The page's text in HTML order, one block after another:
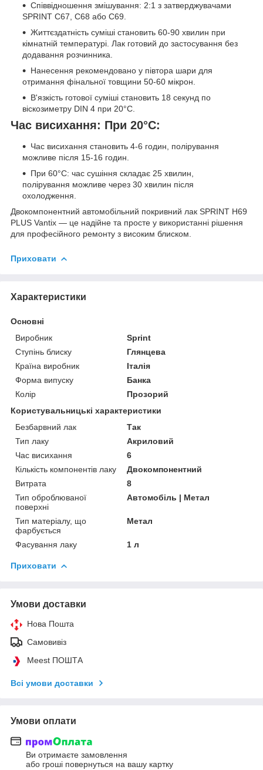
Співвідношення змішування: 2:1 з затверджувачами
SPRINT C67, C68 або C69.
Життєздатність суміші становить 60-90 хвилин при
кімнатній температурі. Лак готовий до застосування без
додавання розчинника.
Нанесення рекомендовано у півтора шари для
отримання фінальної товщини 50-60 мікрон.
В'язкість готової суміші становить 18 секунд по
віскозиметру DIN 4 при 20°C.
Час висихання: При 20°C:
Час висихання становить 4-6 годин, полірування
можливе після 15-16 годин.
При 60°C: час сушіння складає 25 хвилин,
полірування можливе через 30 хвилин після
охолодження.
Двокомпонентний автомобільний покривний лак SPRINT H69
PLUS Vantix — це надійне та просте у використанні рішення
для професійного ремонту з високим блиском.
Приховати
Характеристики
Основні
Виробник
Sprint
Ступінь блиску
Глянцева
Країна виробник
Італія
Форма випуску
Банка
Колір
Прозорий
Користувальницькі характеристики
Безбарвний лак
Так
Тип лаку
Акриловий
Час висихання
6
Кількість компонентів лаку
Двокомпонентний
Витрата
8
Тип оброблюваної
поверхні
Автомобіль | Метал
Тип матеріалу, що
фарбується
Метал
Фасування лаку 1 л
Приховати
Умови доставки
Нова Пошта
Самовивіз
Meest ПОШТА
Всі умови доставки
Умови оплати
Ви отримаєте замовлення
або гроші повернуться на вашу картку